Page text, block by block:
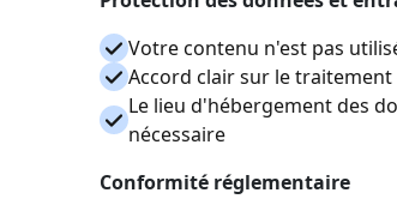
Votre contenu n'est pas
Accord clair sur le
Le lieu d'hébergement des
nécessaire
Conformité réglementaire